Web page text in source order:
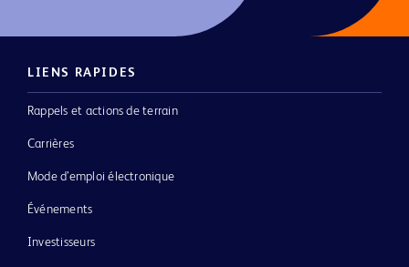
LIENS RAPIDES
Rappels et actions de terrain
Carrières
Mode d’emploi électronique
Événements
Investisseurs